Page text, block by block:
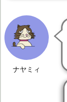
ナヤミィ